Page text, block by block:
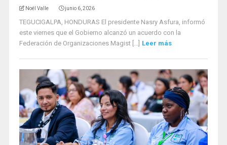
Noél Valle junio 6, 2026
TEGUCIGALPA, HONDURAS El presidente Nasry Asfura, informó
este viernes que el Gobierno alcanzó un acuerdo con la
Federación de Organizaciones Magist [...] Leer más